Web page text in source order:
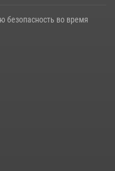
безопасность во время